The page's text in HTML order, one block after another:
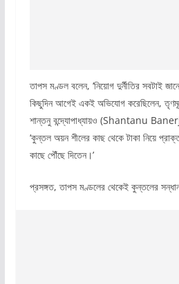
তাপস মণ্ডল বলেন, ‘নিয়োগ দুর্নীতির সবটাই
কিছুদিন আগেই একই অভিযোগ করেছিলেন,
শান্তনু বন্দ্যোপাধ্যায়ও (Shantanu
‘কুন্তল অয়ন শীলের কাছ থেকে টাকা নিয়ে প্রাক্তন
কাছে পৌঁছে দিতেন।’
প্রসঙ্গত, তাপস মণ্ডলের থেকেই কুন্তলের